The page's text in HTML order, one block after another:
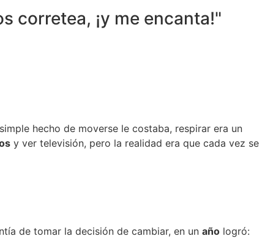
corretea, ¡y me encanta!"
hecho de moverse le costaba, respirar era un
y ver televisión, pero la realidad era que cada vez se
de tomar la decisión de cambiar, en un año logró: